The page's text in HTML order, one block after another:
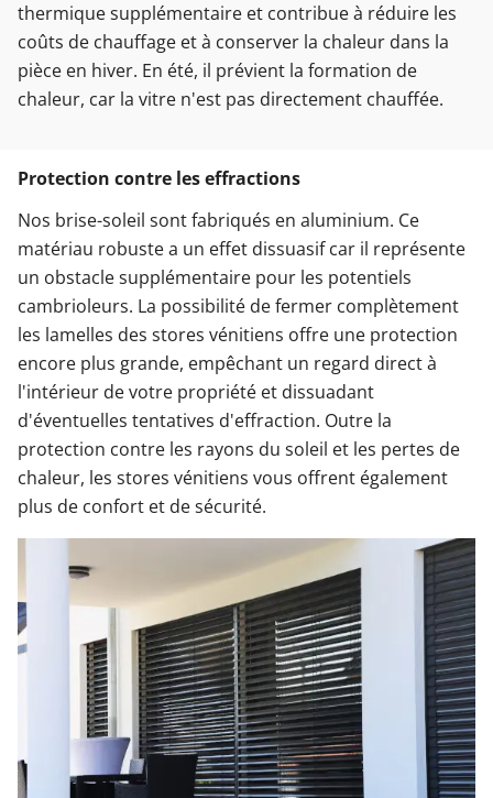
thermique supplémentaire et contribue à réduire les
coûts de chauffage et à conserver la chaleur dans la
pièce en hiver. En été, il prévient la formation de
chaleur, car la vitre n'est pas directement chauffée.
Protection contre les effractions
Nos brise-soleil sont fabriqués en aluminium. Ce
matériau robuste a un effet dissuasif car il représente
un obstacle supplémentaire pour les potentiels
cambrioleurs. La possibilité de fermer complètement
les lamelles des stores vénitiens offre une protection
encore plus grande, empêchant un regard direct à
l'intérieur de votre propriété et dissuadant
d'éventuelles tentatives d'effraction. Outre la
protection contre les rayons du soleil et les pertes de
chaleur, les stores vénitiens vous offrent également
plus de confort et de sécurité.